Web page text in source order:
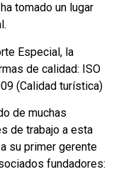
tomado un lugar
Especial, la
de calidad: ISO
(Calidad turística)
de muchas
de trabajo a esta
su primer gerente
fundadores: